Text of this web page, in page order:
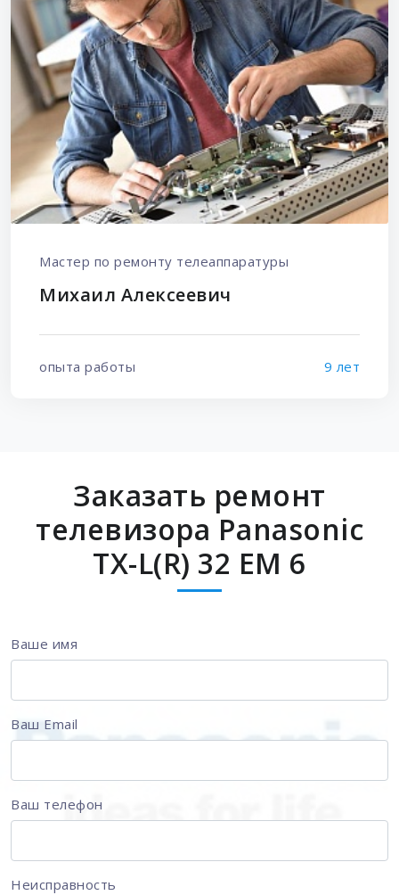
Мастер по ремонту телеаппаратуры
Михаил Алексеевич
опыта работы 9 лет
Заказать ремонт
телевизора Panasonic
TX-L(R) 32 EM 6
Ваше имя
Ваш Email
Ваш телефон
Неисправность